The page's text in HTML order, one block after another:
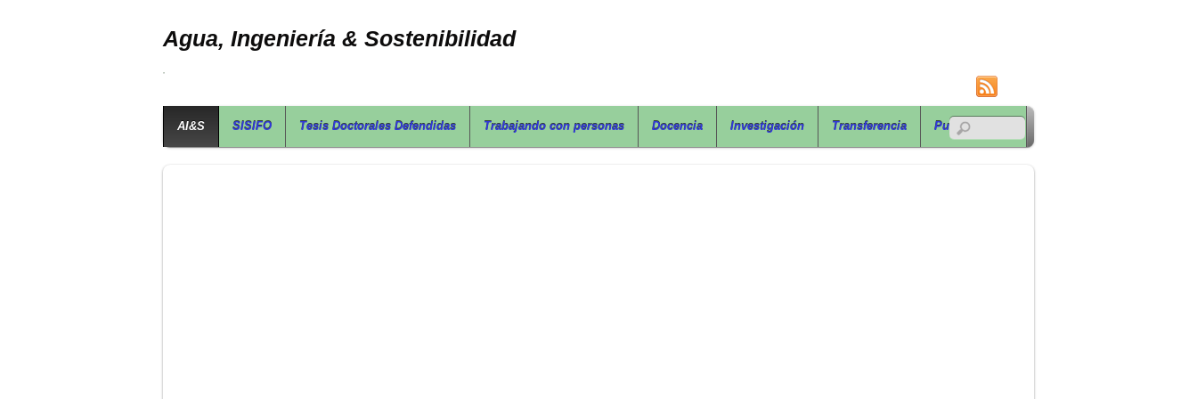
Agua, Ingeniería & Sostenibilidad
AI&S SISIFO Tesis Doctorales Defendidas Trabajando con personas Docencia Investigación Transferencia Publicaciones